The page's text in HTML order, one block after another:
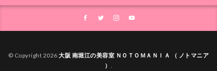
© Copyright 2026大阪 南堀江の美容室 ＮＯＴＯＭＡＮＩＡ （ ノトマニア
） .